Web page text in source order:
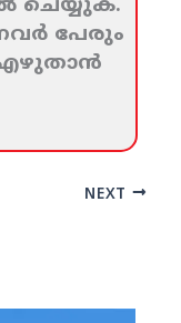
ചെയ്യുക.
പേരും
NEXT